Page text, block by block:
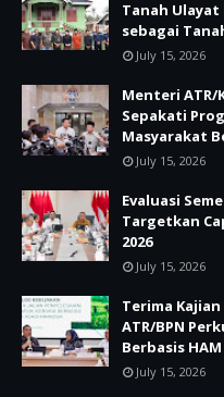
Tanah
sebagai
July 15, 2026
Menteri ATR/
Sepakati
Masyarakat
July 15, 2026
Evaluasi
Targetkan
2026
July 15, 2026
Terima
ATR/BPN
Berbasis HAM
July 15, 2026